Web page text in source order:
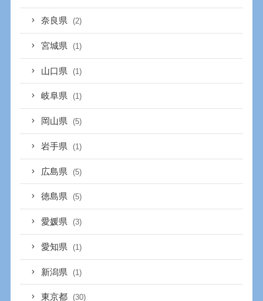
奈良県 (2)
宮城県 (1)
山口県 (1)
岐阜県 (1)
岡山県 (5)
岩手県 (1)
広島県 (5)
徳島県 (5)
愛媛県 (3)
愛知県 (1)
新潟県 (1)
東京都 (30)